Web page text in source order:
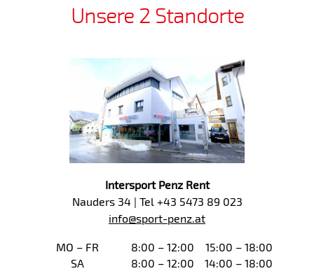
Unsere 2 Standorte
Intersport Penz Rent
Nauders 34 | Tel +43 5473 89 023
info@sport-penz.at
MO – FR 8:00 – 12:00
15:00 – 18:00
SA
8:00 – 12:00
14:00 – 18:00